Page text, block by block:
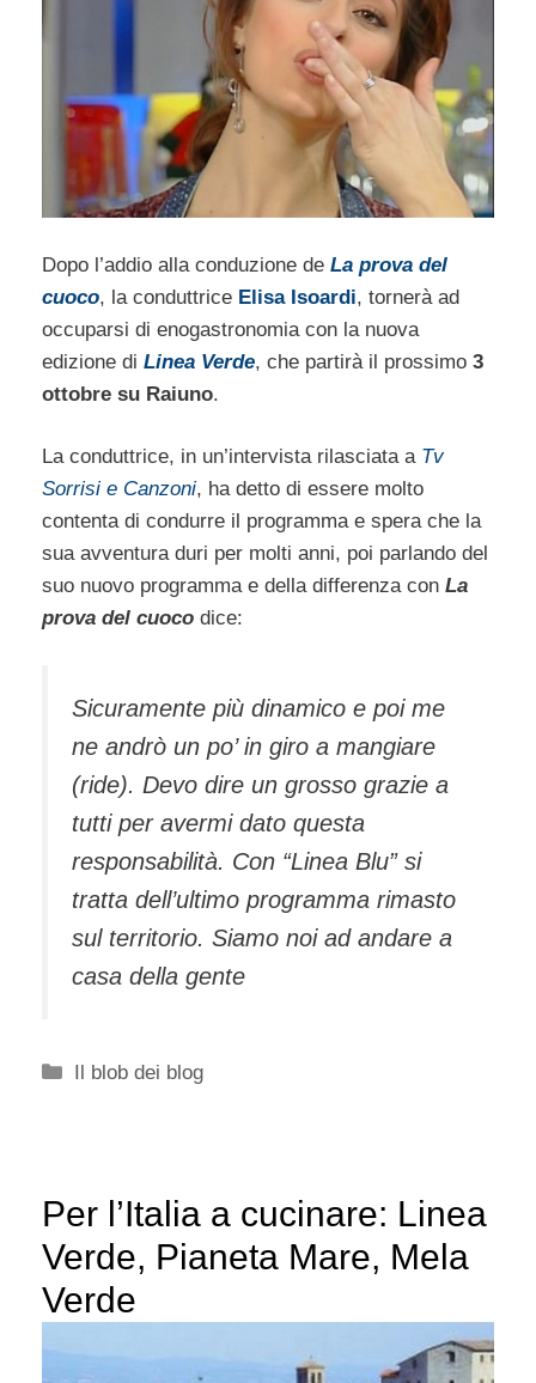
Dopo l’addio alla conduzione de La prova del
cuoco, la conduttrice Elisa Isoardi, tornerà ad
occuparsi di enogastronomia con la nuova
edizione di Linea Verde, che partirà il prossimo 3
ottobre su Raiuno.
La conduttrice, in un’intervista rilasciata a Tv
Sorrisi e Canzoni, ha detto di essere molto
contenta di condurre il programma e spera che la
sua avventura duri per molti anni, poi parlando del
suo nuovo programma e della differenza con La
prova del cuoco dice:
Sicuramente più dinamico e poi me
ne andrò un po’ in giro a mangiare
(ride). Devo dire un grosso grazie a
tutti per avermi dato questa
responsabilità. Con “Linea Blu” si
tratta dell’ultimo programma rimasto
sul territorio. Siamo noi ad andare a
casa della gente
Categorie
Il blob dei blog
Per l’Italia a cucinare: Linea
Verde, Pianeta Mare, Mela
Verde